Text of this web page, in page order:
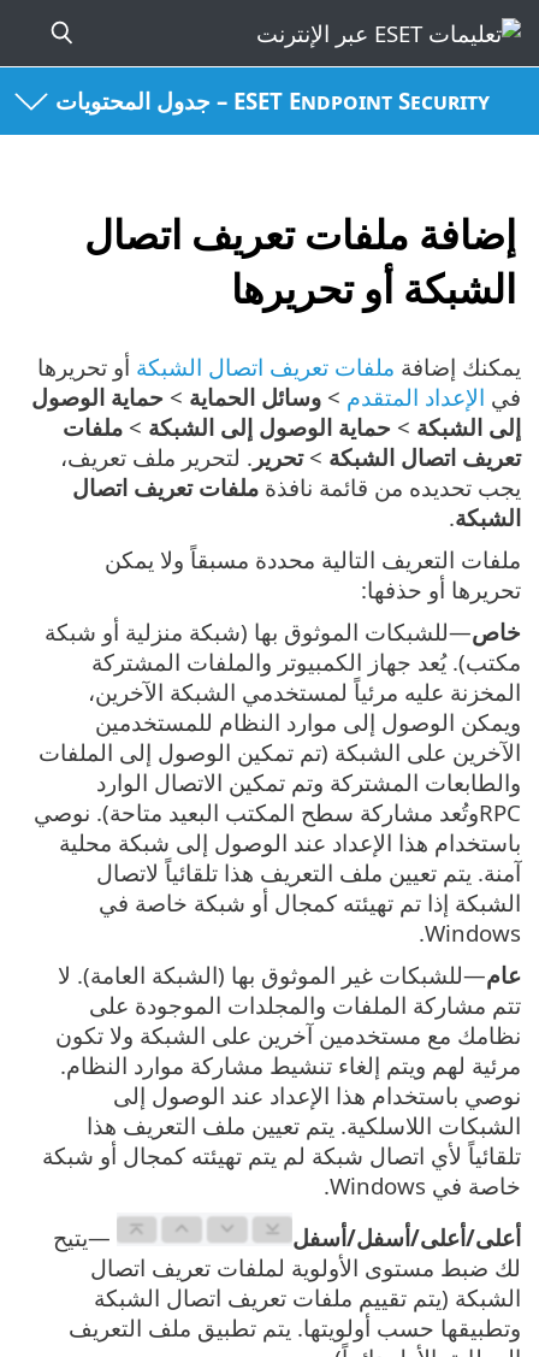
ESET Endpoint Security – جدول المحتويات
إضافة ملفات تعريف اتصال
الشبكة أو تحريرها
يمكنك إضافة ملفات تعريف اتصال الشبكة أو تحريرها
في الإعداد المتقدم > وسائل الحماية > حماية الوصول
إلى الشبكة > حماية الوصول إلى الشبكة > ملفات
تعريف اتصال الشبكة >تحرير . لتحرير ملف تعريف،
يجب تحديده من قائمة نافذة ملفات تعريف اتصال
الشبكة.
ملفات التعريف التالية محددة مسبقاً ولا يمكن
تحريرها أو حذفها:
خاص—للشبكات الموثوق بها (شبكة منزلية أو شبكة
مكتب). يُعد جهاز الكمبيوتر والملفات المشتركة
المخزنة عليه مرئياً لمستخدمي الشبكة الآخرين،
ويمكن الوصول إلى موارد النظام للمستخدمين
الآخرين على الشبكة (تم تمكين الوصول إلى الملفات
والطابعات المشتركة وتم تمكين الاتصال الوارد
RPCوتُعد مشاركة سطح المكتب البعيد متاحة). نوصي
باستخدام هذا الإعداد عند الوصول إلى شبكة محلية
آمنة. يتم تعيين ملف التعريف هذا تلقائياً لاتصال
الشبكة إذا تم تهيئته كمجال أو شبكة خاصة في
Windows.
عام—للشبكات غير الموثوق بها (الشبكة العامة). لا
تتم مشاركة الملفات والمجلدات الموجودة على
نظامك مع مستخدمين آخرين على الشبكة ولا تكون
مرئية لهم ويتم إلغاء تنشيط مشاركة موارد النظام.
نوصي باستخدام هذا الإعداد عند الوصول إلى
الشبكات اللاسلكية. يتم تعيين ملف التعريف هذا
تلقائياً لأي اتصال شبكة لم يتم تهيئته كمجال أو شبكة
خاصة في Windows.
أعلى/أعلى/أسفل/أسفل
—يتيح
لك ضبط مستوى الأولوية لملفات تعريف اتصال
الشبكة (يتم تقييم ملفات تعريف اتصال الشبكة
وتطبيقها حسب أولويتها. يتم تطبيق ملف التعريف